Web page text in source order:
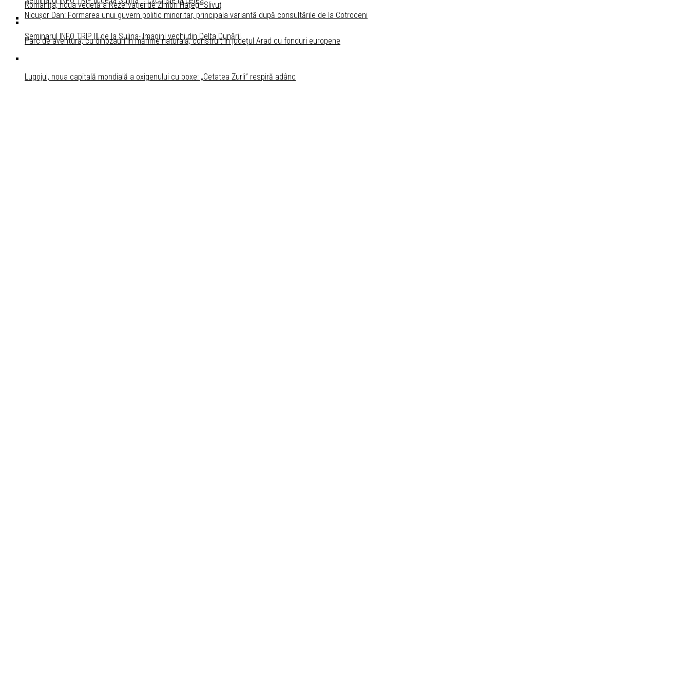
Nicușor Dan: Formarea unui guvern politic minoritar, principala variantă după consultările de la Cotroceni
Seminarul INFO TRIP III de la Sulina- Imagini vechi din Delta Dunării
Romanița, noua vedetă a Rezervației de Zimbri Hațeg–Slivuț
Parc de aventură, cu dinozauri în mărime naturală, construit în județul Arad cu fonduri europene
Lugojul, noua capitală mondială a oxigenului cu boxe: „Cetatea Zurli” respiră adânc